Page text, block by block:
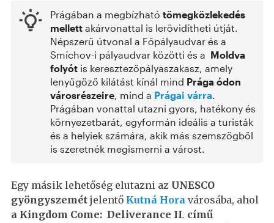
Prágában a megbízható tömegközlekedés
mellett akárvonattal is lerövidítheti útját.
Népszerű útvonal a Főpályaudvar és a
Smíchov-i pályaudvar közötti és a Moldva
folyót is keresztezőpályaszakasz, amely
lenyűgöző kilátást kínál mind Prága ódon
városrészeire , mind a Prágai várra
Prágában vonattal utazni gyors, hatékony és
környezetbarát, egyformán ideális a turisták
és a helyiek számára, akik más szemszögből
is szeretnék megismerni a várost.
Egy másik lehetőség elutazni az UNESCO
gyöngyszemét jelentő Kutná Hora városába, ahol
a Kingdom Come: Deliverance II. című